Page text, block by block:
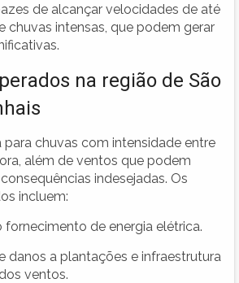
de alcançar velocidades de até
chuvas intensas, que podem gerar
na região de São
chuvas com intensidade entre
além de ventos que podem
indesejadas. Os
incluem:
fornecimento de energia elétrica.
danos a plantações e infraestrutura
ventos.